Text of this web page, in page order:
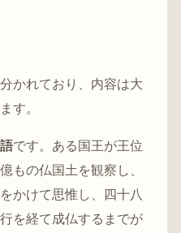
かれており、内容は大
す。
です。ある国王が王位
もの仏国土を観察し、
かけて思惟し、四十八
を経て成仏するまでが